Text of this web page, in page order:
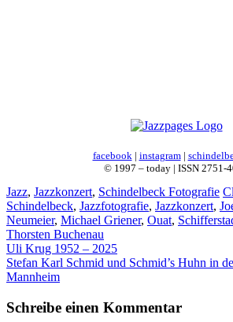
facebook | instagram|
© 1997 – today | ISSN 2751-
Kategorien
Jazz, Jazzkonzert, Schindelbeck Fotografie
Schindelbeck, Jazzfotografie, Jazzkonzert,
Neumeier, Michael Griener, Ouat,
Thorsten Buchenau
Uli Krug 1952 – 2025
Stefan Karl Schmid und Schmid’s Huhn in
Mannheim
Schreibe einen Kommentar